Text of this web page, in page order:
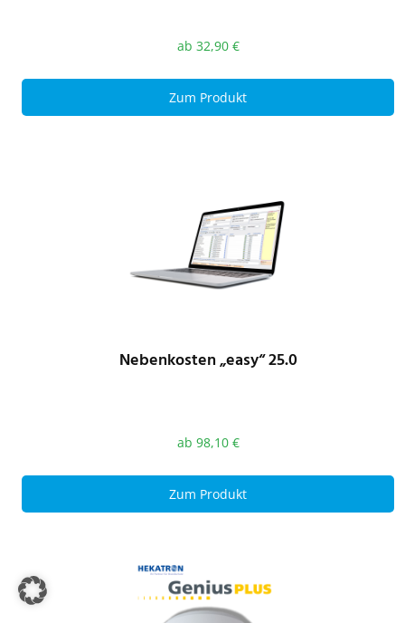
ab 32,90 €
Zum Produkt
Nebenkosten „easy“ 25.0
ab 98,10 €
Zum Produkt